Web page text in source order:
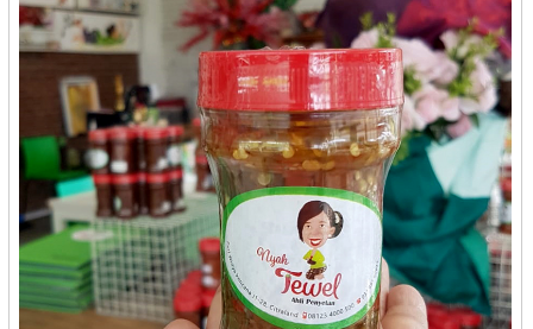
Resep Ajung Mas - Denpasar
Restauran Apong - Balikpapan
Restoran Kanggo - Tanjung Pandan
Restoran Semarang - Semarang
Restu Mande - Bandung
Ridocoffee - Bandar Lampung
Riesha Snack - Mojokerto
Riziq - Cilegon
Rizky - Bontang
RM. Asia Baru - Padang
RM. Torani - Balikpapan